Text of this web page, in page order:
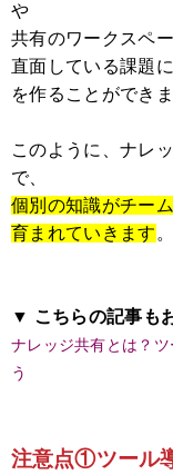
や
共有のワークスペ
直面している課題
を作ることができま
このように、ナレ
で、
個別の知識がチー
育まれていきます。
▼ こちらの記事も
ナレッジ共有とは？
う
注意点①ツール